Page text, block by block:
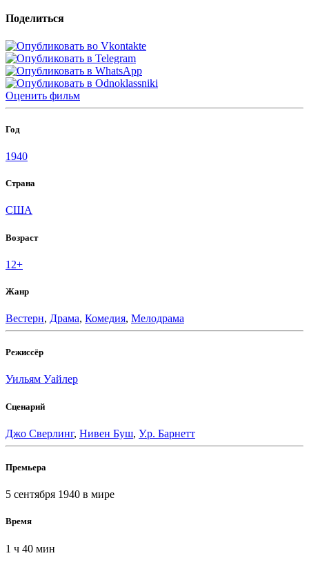
Поделиться
Оценить фильм
Год
1940
Страна
США
Возраст
12+
Жанр
Вестерн, Драма, Комедия, Мелодрама
Режиссёр
Уильям Уайлер
Сценарий
Джо Сверлинг, Нивен Буш, У.р. Барнетт
Премьера
5 сентября 1940 в мире
Время
1 ч 40 мин